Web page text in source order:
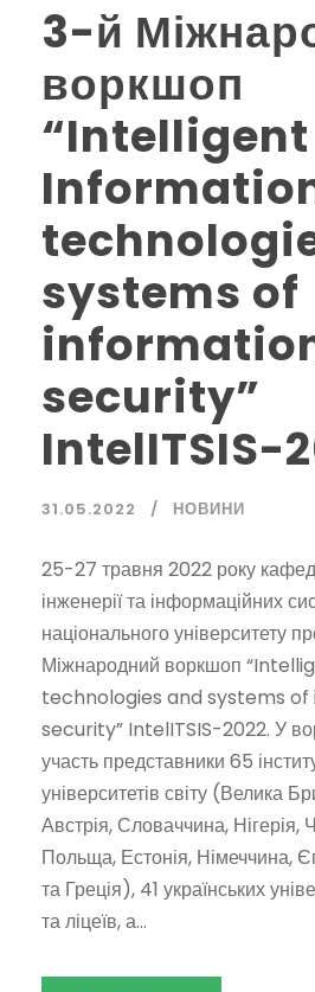
3-й
воркшоп
“Intelligent
systems of
security”
IntelITSIS-
31.05.2022 НОВИНИ
25-27 травня 2022 року
інженерії та інформаційних
національного університету
Міжнародний воркшоп
technologies and systems
security” IntelITSIS-2022. У
участь представники 65
університетів світу (Велика
Австрія, Словаччина, Нігерія,
Польща, Естонія, Німеччина,
та Греція), 41 українських
та ліцеїв, а...